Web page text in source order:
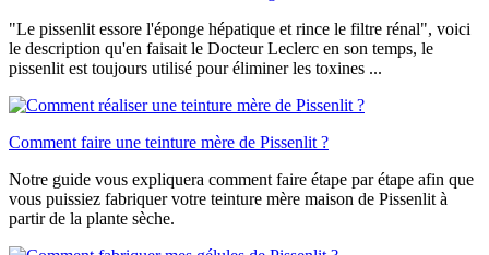
"Le pissenlit essore l'éponge hépatique et rince le filtre rénal", voici
le description qu'en faisait le Docteur Leclerc en son temps, le
pissenlit est toujours utilisé pour éliminer les toxines ...
Comment faire une teinture mère de Pissenlit ?
Notre guide vous expliquera comment faire étape par étape afin que
vous puissiez fabriquer votre teinture mère maison de Pissenlit à
partir de la plante sèche.